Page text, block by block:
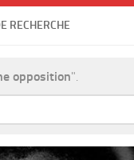
RECHERCHE
opposition".